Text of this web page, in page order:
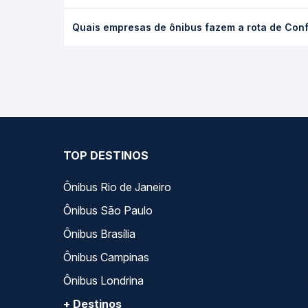
poltrona e a antecedência da compra. Na Quero
Quais empresas de ônibus fazem a rota de
TOP DESTINOS
Ônibus Rio de Janeiro
Ônibus São Paulo
Ônibus Brasília
Ônibus Campinas
Ônibus Londrina
+ Destinos